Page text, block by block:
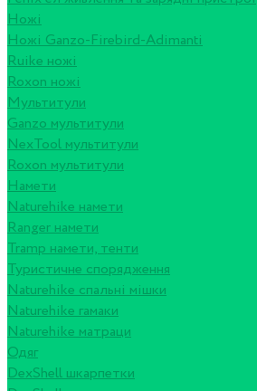
Ножі
Ножі Ganzo-Firebird-Adimanti
Ruike ножі
Roxon ножi
Мультитули
Ganzo мультитули
NexTool мультитули
Roxon мультитули
Намети
Naturehike намети
Ranger намети
Tramp намети, тенти
Туристичне спорядження
Naturehike спальні мішки
Naturehike гамаки
Naturehike матраци
Одяг
DexShell шкарпетки